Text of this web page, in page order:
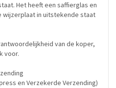
Het heeft een saffierglas en
wijzerplaat in uitstekende staat
van de koper,
voor.
en Verzekerde Verzending)